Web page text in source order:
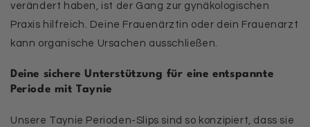
verändert haben, ist der Gang zur gynäkologischen
Praxis hilfreich. Deine Frauenärztin oder dein Frauenarzt
kann organische Ursachen ausschließen.
Deine sichere Unterstützung für eine entspannte
Periode mit Taynie
Unsere Taynie Perioden-Slips sind so konzipiert, dass sie